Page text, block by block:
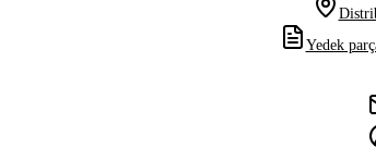
Yedek